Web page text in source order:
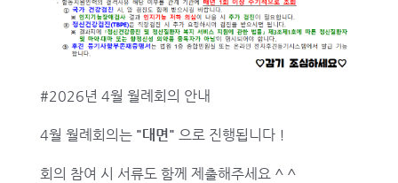
#2026년 4월 월례회의 안내
4월 월례회의는 "대면" 으로 진행됩니다 !
회의 참여 시 서류도 함께 제출해주세요 ^ ^